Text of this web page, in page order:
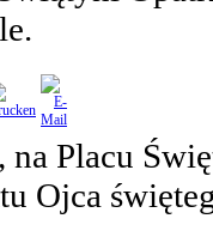
Placu
Ojca